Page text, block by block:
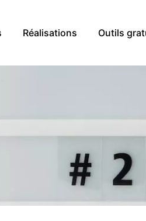
Réalisations Outils